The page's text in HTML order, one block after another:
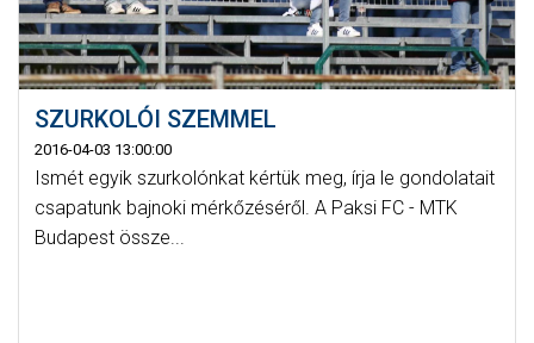
SZURKOLÓI SZEMMEL
2016-04-03 13:00:00
Ismét egyik szurkolónkat kértük meg, írja le gondolatait
csapatunk bajnoki mérkőzéséről. A Paksi FC - MTK
Budapest össze...